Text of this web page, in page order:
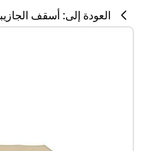
العودة إلى: أسقف